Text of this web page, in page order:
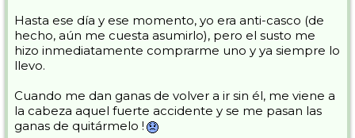
Hasta ese día y ese momento, yo era anti-casco (de
hecho, aún me cuesta asumirlo), pero el susto me
hizo inmediatamente comprarme uno y ya siempre lo
llevo.
Cuando me dan ganas de volver a ir sin él, me viene a
la cabeza aquel fuerte accidente y se me pasan las
ganas de quitármelo !